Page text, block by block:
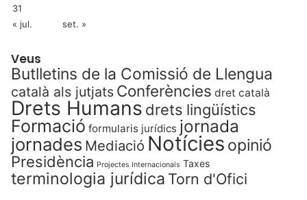
31
« jul.
set. »
Veus
Butlletins de la Comissió de Llengua
català als jutjats Conferències dret català
Drets Humans drets lingüístics
Formació formularis jurídics jornada
jornades Mediació Notícies opinió
Presidència Projectes Internacionals Taxes
terminologia jurídica Torn d'Ofici